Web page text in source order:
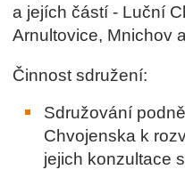
a jejích částí - Luční
Arnultovice, Mnichov
Činnost sdružení:
Sdružování
Chvojenska k
jejich konzultace